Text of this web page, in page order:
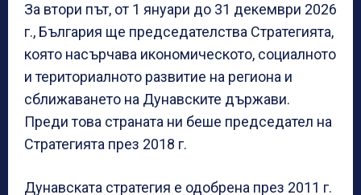
За втори път, от 1 януари до 31 декември 2026
г., България ще председателства Стратегията,
която насърчава икономическото, социалното
и териториалното развитие на региона и
сближаването на Дунавските държави.
Преди това страната ни беше председател на
Стратегията през 2018 г.
Дунавската стратегия е одобрена през 2011 г.